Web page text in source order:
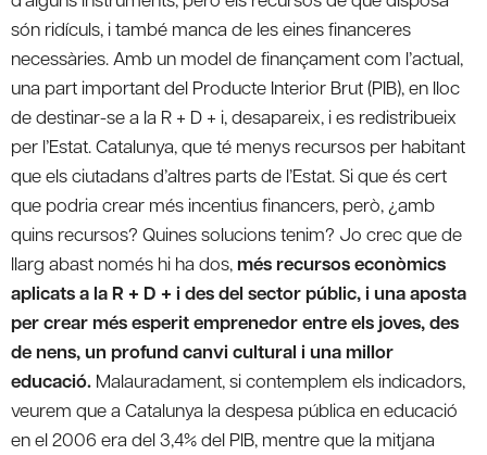
són ridículs, i també manca de les eines financeres
necessàries. Amb un model de finançament com l’actual,
una part important del Producte Interior Brut (PIB), en lloc
de destinar-se a la R + D + i, desapareix, i es redistribueix
per l’Estat. Catalunya, que té menys recursos per habitant
que els ciutadans d’altres parts de l’Estat. Si que és cert
que podria crear més incentius financers, però, ¿amb
quins recursos? Quines solucions tenim? Jo crec que de
llarg abast només hi ha dos, més recursos econòmics
aplicats a la R + D + i des del sector públic, i una aposta
per crear més esperit emprenedor entre els joves, des
de nens, un profund canvi cultural i una millor
educació. Malauradament, si contemplem els indicadors,
veurem que a Catalunya la despesa pública en educació
en el 2006 era del 3,4% del PIB, mentre que la mitjana